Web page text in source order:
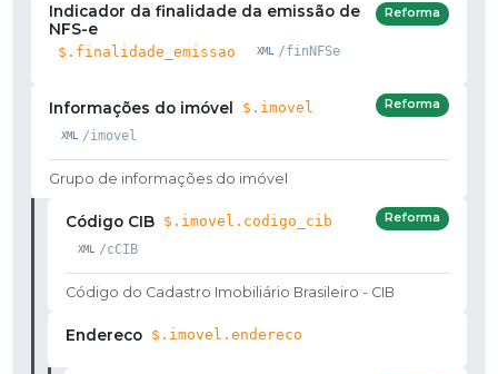
Indicador da finalidade da emissão de
NFS-e
$.finalidade_emissao /finNFSe
Reforma
Informações do imóvel $.imovel
/imovel
Reforma
Grupo de informações do imóvel
Código CIB $.imovel.codigo_cib
/cCIB
Reforma
Código do Cadastro Imobiliário Brasileiro - CIB
Endereco $.imovel.endereco